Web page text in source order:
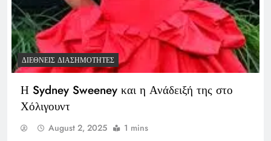
ΔΙΕΘΝΕΊΣ ΔΙΑΣΗΜΌΤΗΤΕΣ
Η Sydney Sweeney και η Ανάδειξή της στο
Χόλιγουντ
August 2, 2025 1 mins